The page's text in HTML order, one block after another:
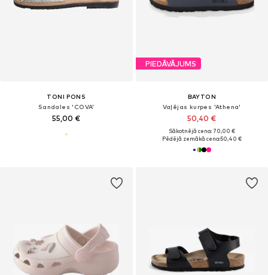
TONI PONS
Sandales 'COVA'
55,00 €
PIEDĀVĀJUMS
BAYTON
Vaļējas kurpes 'Athena'
50,40 €
Sākotnējā cena: 70,00 €
Pēdējā zemākā cena:50,40 €